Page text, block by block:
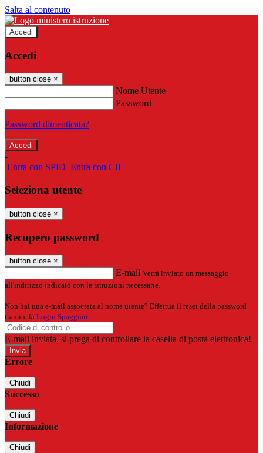
Salta al contenuto
Accedi
Accedi
button close ×
Nome Utente
Password
Password dimenticata?
-
Entra con SPID Entra con CIE
Seleziona utente
button close ×
Recupero password
button close ×
E-mail Verrà inviato un messaggio
all'indirizzo indicato con le istruzioni necessarie.
Non hai una e-mail associata al nome utente? Effettua il reset della password
tramite la Login Spaggiari
E-mail inviata, si prega di controllare la casella di posta elettronica!
Errore
Chiudi
Successo
Chiudi
Informazione
Chiudi